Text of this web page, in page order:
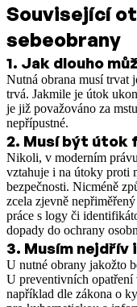
Související
sebeobrany
1. Jak dlouho
Nutná obrana musí trvat
trvá. Jakmile je útok
je již považováno za
nepřípustné.
2. Musí být útok
Nikoli, v moderním
vztahuje i na útoky proti
bezpečnosti. Nicméně
zcela zjevně
práce s logy či
dopady do ochrany
3. Musím
U nutné obrany jakožto
U preventivních opatření
například dle zákona o